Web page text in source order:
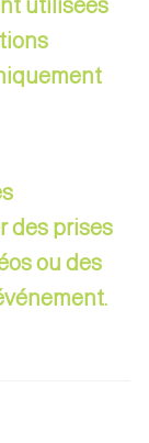
utilisées
des prises
ou des